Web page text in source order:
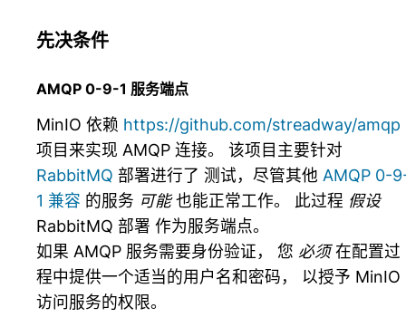
先决条件
AMQP 0-9-1 服务端点
MinIO 依赖 https://github.com/streadway/amqp
项目来实现 AMQP 连接。 该项目主要针对
RabbitMQ 部署进行了 测试，尽管其他 AMQP 0-
1 兼容 的服务 可能也能正常工作。 此过程 假设
RabbitMQ 部署 作为服务端点。
如果 AMQP 服务需要身份验证， 您 必须在配置过
程中提供一个适当的用户名和密码， 以授予 MinIO
访问服务的权限。